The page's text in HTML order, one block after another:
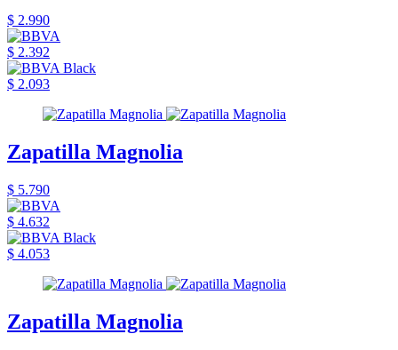
$ 2.990
$ 2.392
$ 2.093
Zapatilla Magnolia
$ 5.790
$ 4.632
$ 4.053
Zapatilla Magnolia